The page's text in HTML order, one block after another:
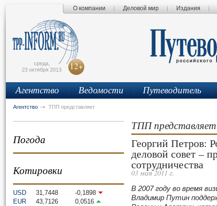
О компании Деловой мир Издания
среда,
23 октября 2013
12+
Агентство Ведомости Путеводитель
Агентство ТПП представляет
Погода
Котировки
USD 31,7448
-0,1898
EUR
43,7126 0,0516
ТПП представляет
Георгий Петров:
деловой совет –
сотрудничества
03 мая 2011 г.
В 2007 году во время
Владимир Путин